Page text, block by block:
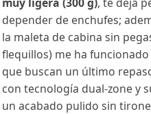
depender de enchufes;
la maleta de cabina sin
flequillos) me ha
que buscan un último
con tecnología dual-zone y
un acabado pulido sin